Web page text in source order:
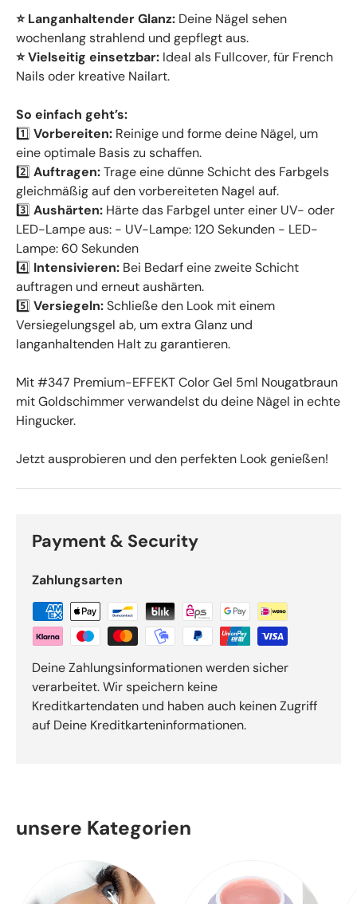
⭐ Langanhaltender Glanz: Deine Nägel sehen
wochenlang strahlend und gepflegt aus.
⭐ Vielseitig einsetzbar: Ideal als Fullcover, für French
Nails oder kreative Nailart.
So einfach geht’s:
1️⃣ Vorbereiten: Reinige und forme deine Nägel, um
eine optimale Basis zu schaffen.
2️⃣ Auftragen:Trage eine dünne Schicht des Farbgels
gleichmäßig auf den vorbereiteten Nagel auf.
3️⃣ Aushärten: Härte das Farbgel unter einer UV- oder
LED-Lampe aus: - UV-Lampe: 120 Sekunden - LED-
Lampe: 60 Sekunden
4️⃣ Intensivieren: Bei Bedarf eine zweite Schicht
auftragen und erneut aushärten.
5️⃣ Versiegeln:Schließe den Look mit einem
Versiegelungsgel ab, um extra Glanz und
langanhaltenden Halt zu garantieren.
Mit #347 Premium-EFFEKT Color Gel 5ml Nougatbraun
mit Goldschimmer verwandelst du deine Nägel in echte
Hingucker.
Jetzt ausprobieren und den perfekten Look genießen!
Payment & Security
Zahlungsarten
Deine Zahlungsinformationen werden sicher
verarbeitet. Wir speichern keine
Kreditkartendaten und haben auch keinen Zugriff
auf Deine Kreditkarteninformationen.
unsere Kategorien